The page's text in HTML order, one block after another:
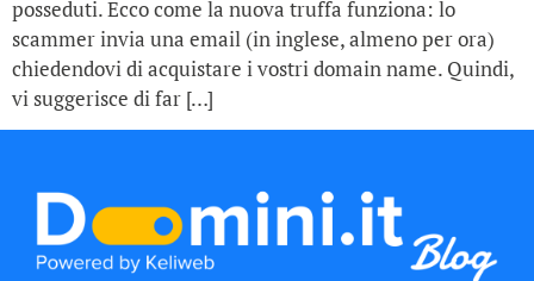
posseduti. Ecco come la nuova truffa funziona: lo
scammer invia una email (in inglese, almeno per ora)
chiedendovi di acquistare i vostri domain name. Quindi,
vi suggerisce di far […]